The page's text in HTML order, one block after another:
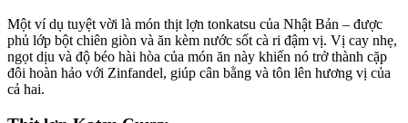
Một ví dụ tuyệt vời là món thịt lợn tonkatsu của Nhật Bản – được
phủ lớp bột chiên giòn và ăn kèm nước sốt cà ri đậm vị. Vị cay nhẹ,
ngọt dịu và độ béo hài hòa của món ăn này khiến nó trở thành cặp
đôi hoàn hảo với Zinfandel, giúp cân bằng và tôn lên hương vị của
cả hai.